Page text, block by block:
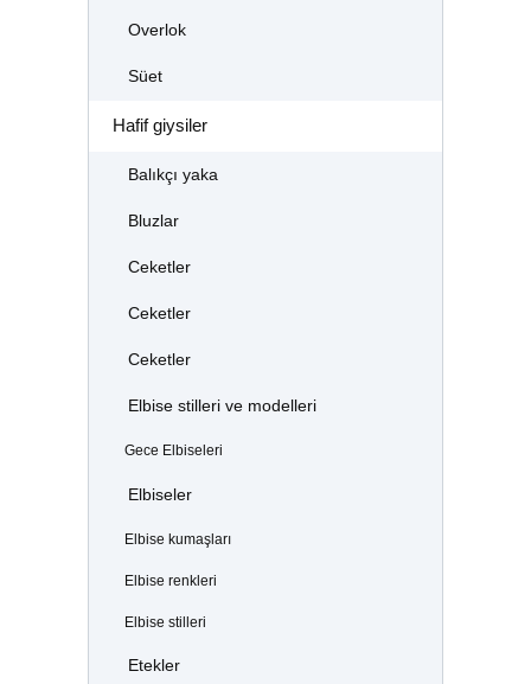
Overlok
Süet
Hafif giysiler
Balıkçı yaka
Bluzlar
Ceketler
Ceketler
Ceketler
Elbise stilleri ve modelleri
Gece Elbiseleri
Elbiseler
Elbise kumaşları
Elbise renkleri
Elbise stilleri
Etekler